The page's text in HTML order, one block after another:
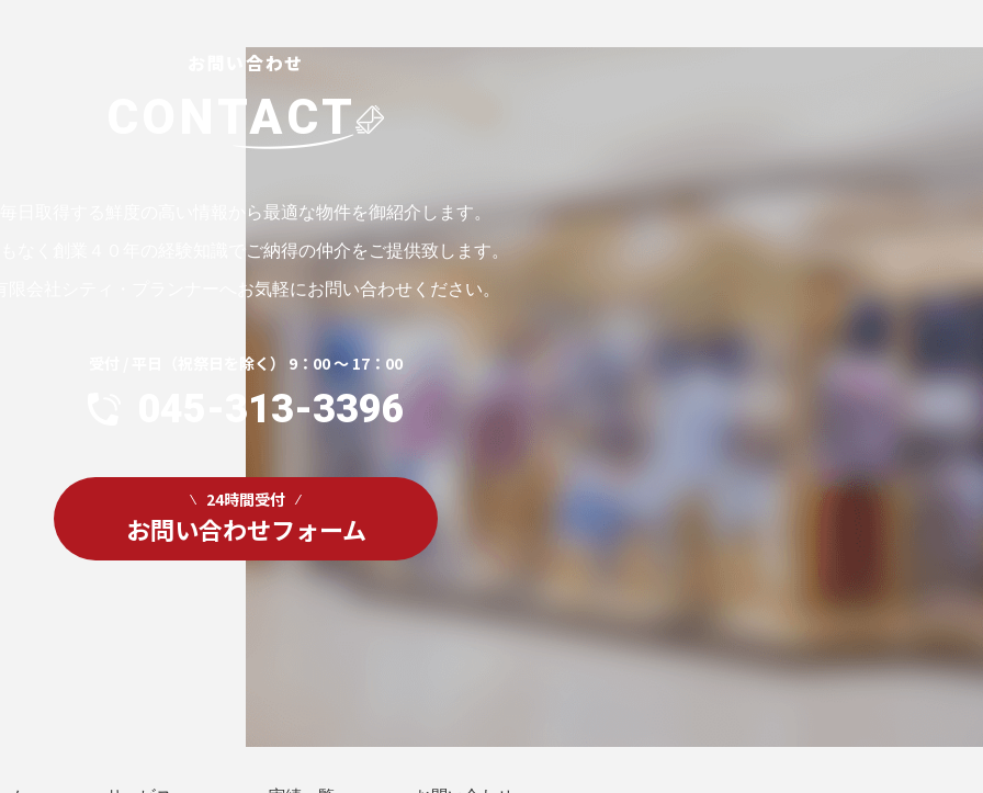
お問い合わせ
CONTACT
毎日取得する鮮度の高い情報から最適な物件を御紹介します。
なく創業４０年の経験知識でご納得の仲介をご提供致します。
限会社シティ・プランナーへお気軽にお問い合わせください。
受付 / 平日（祝祭日を除く） 9：00 ～ 17：00
045-313-3396
24時間受付
お問い合わせフォーム